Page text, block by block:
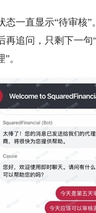
态一直显示“待审核
追问，只剩下一句
。